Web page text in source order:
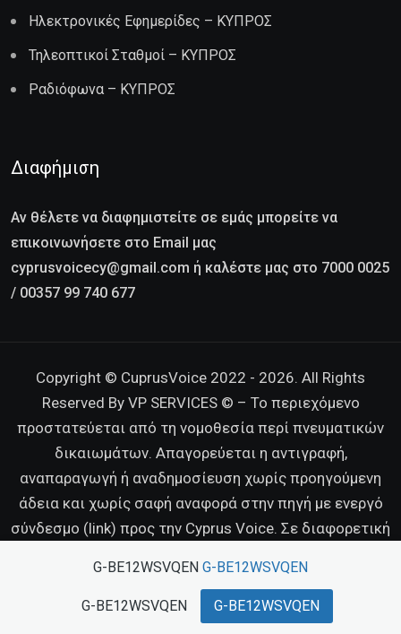
Ηλεκτρονικές Εφημερίδες – ΚΥΠΡΟΣ
Τηλεοπτικοί Σταθμοί – ΚΥΠΡΟΣ
Ραδιόφωνα – ΚΥΠΡΟΣ
Διαφήμιση
Αν θέλετε να διαφημιστείτε σε εμάς μπορείτε να
επικοινωνήσετε στο Email μας
cyprusvoicecy@gmail.com ή καλέστε μας στο 7000 0025
/ 00357 99 740 677
Copyright © CuprusVoice 2022 - 2026. All Rights
Reserved By VP SERVICES © – Το περιεχόμενο
προστατεύεται από τη νομοθεσία περί πνευματικών
δικαιωμάτων. Απαγορεύεται η αντιγραφή,
αναπαραγωγή ή αναδημοσίευση χωρίς προηγούμενη
άδεια και χωρίς σαφή αναφορά στην πηγή με ενεργό
σύνδεσμο (link) προς την Cyprus Voice. Σε διαφορετική
G-BE12WSVQEN G-BE12WSVQEN
G-BE12WSVQEN G-BE12WSVQEN